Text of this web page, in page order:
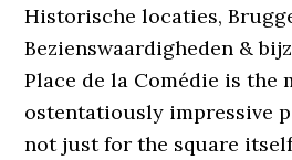
Historische locaties,
Bezienswaardigheden &
Place de la Comédie is the
ostentatiously impressive
not just for the square